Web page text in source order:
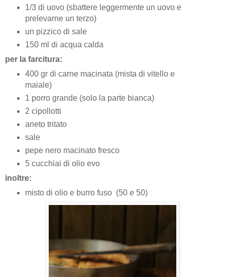
1/3 di uovo (sbattere leggermente un uovo e
prelevarne un terzo)
un pizzico di sale
150 ml di acqua calda
per la farcitura:
400 gr di carne macinata (mista di vitello e
maiale)
1 porro grande (solo la parte bianca)
2 cipollotti
aneto tritato
sale
pepe nero macinato fresco
5 cucchiai di olio evo
inoltre:
misto di olio e burro fuso (50 e 50)